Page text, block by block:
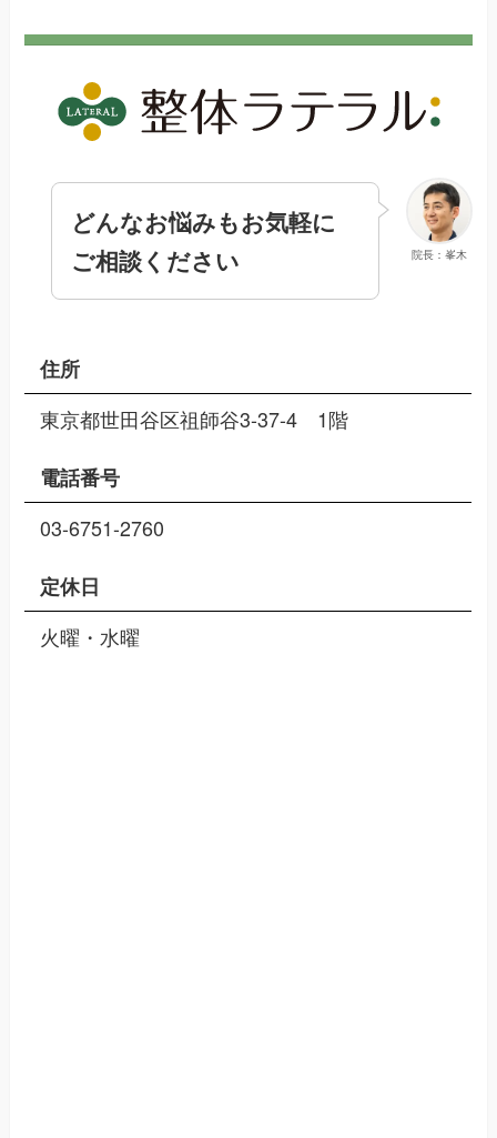
院長：峯木
どんなお悩みもお気軽に
ご相談ください
住所
東京都世田谷区祖師谷3-37-4 1階
電話番号
03-6751-2760
定休日
火曜・水曜